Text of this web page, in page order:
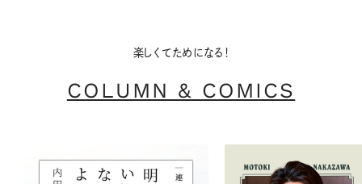
楽しくてためになる！
COLUMN & COMICS